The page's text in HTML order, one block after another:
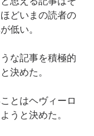
どいまの読者の
低い。
な記事を積極的
決めた。
とはヘヴィーロ
うと決めた。